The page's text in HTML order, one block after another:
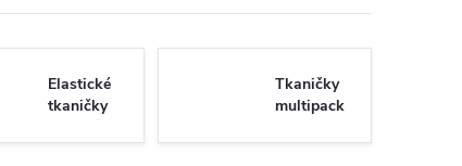
Elastické
tkaničky
Tkaničky
multipack